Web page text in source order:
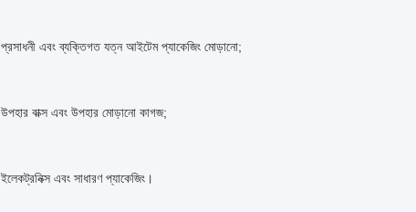
প্রসাধনী এবং ব্যক্তিগত যত্ন আইটেম প্যাকেজিং মোড়ানো;
উপহার বাক্স এবং উপহার মোড়ানো কাগজ;
ইলেকট্রনিক্স এবং সাধারণ প্যাকেজিং।